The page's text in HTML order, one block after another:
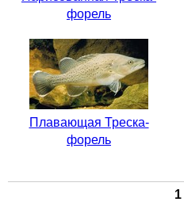
форель
Плавающая Треска-
форель
1